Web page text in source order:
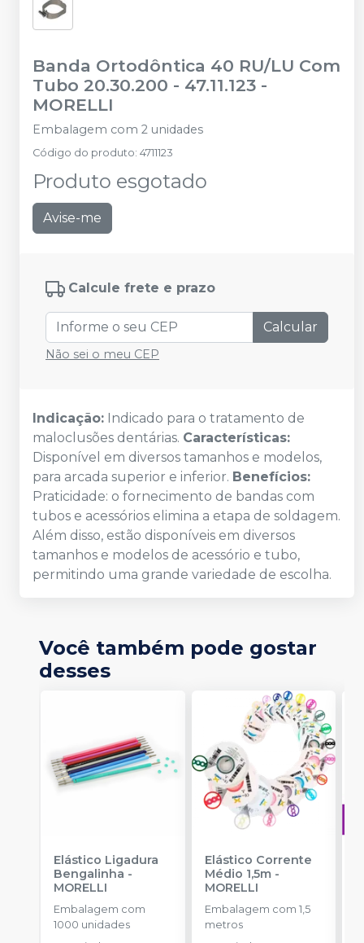
Banda Ortodôntica 40 RU/LU Com
Tubo 20.30.200 - 47.11.123 -
MORELLI
Embalagem com 2 unidades
Código do produto: 4711123
Produto esgotado
Avise-me
Calcule frete e prazo
Calcular
Não sei o meu CEP
Indicação: Indicado para o tratamento de
maloclusões dentárias. Características:
Disponível em diversos tamanhos e modelos,
para arcada superior e inferior. Benefícios:
Praticidade: o fornecimento de bandas com
tubos e acessórios elimina a etapa de soldagem.
Além disso, estão disponíveis em diversos
tamanhos e modelos de acessório e tubo,
permitindo uma grande variedade de escolha.
Você também pode gostar
desses
Elástico Ligadura
Bengalinha -
MORELLI
Embalagem com
1000 unidades
Elástico Corrente
Médio 1,5m-
MORELLI
Embalagem com 1,5
metros